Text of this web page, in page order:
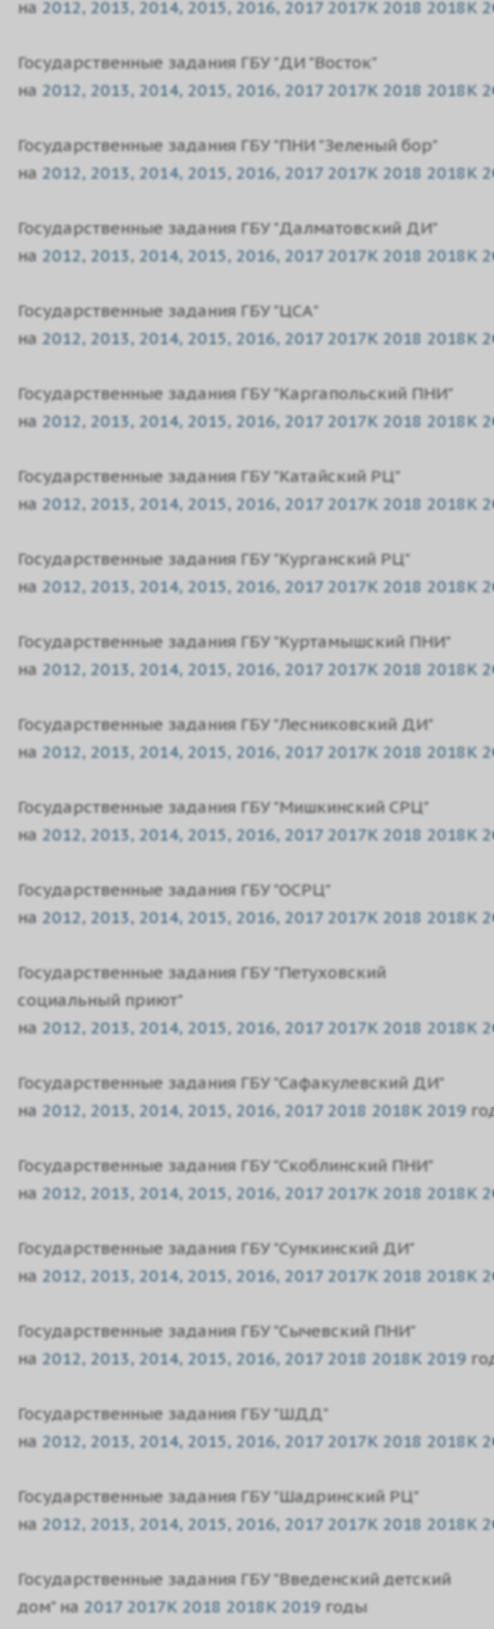
на 2012, 2013, 2014, 2015, 2016, 20172017K 2018 2018K
Государственные задания ГБУ "ДИ "Восток"
на 2012, 2013, 2014, 2015, 2016, 20172017K 2018 2018K
Государственные задания ГБУ "ПНИ "Зеленый бор"
на 2012, 2013, 2014, 2015, 2016, 20172017K 2018 2018K
Государственные задания ГБУ "Далматовский ДИ"
на 2012, 2013, 2014, 2015, 2016, 20172017K 2018 2018K
Государственные задания ГБУ "ЦСА"
на 2012, 2013, 2014, 2015, 2016, 20172017K 2018 2018K
Государственные задания ГБУ "Каргапольский ПНИ"
на 2012, 2013, 2014, 2015, 2016, 20172017K 2018 2018K
Государственные задания ГБУ "Катайский РЦ"
на 2012, 2013, 2014, 2015, 2016, 20172017K 2018 2018K
Государственные задания ГБУ "Курганский РЦ"
на 2012, 2013, 2014, 2015, 2016, 20172017K 2018 2018K
Государственные задания ГБУ "Куртамышский ПНИ"
на 2012, 2013, 2014, 2015, 2016, 20172017K 2018 2018K
Государственные задания ГБУ "Лесниковский ДИ"
на 2012, 2013, 2014, 2015, 2016, 20172017K 2018 2018K
Государственные задания ГБУ "Мишкинский СРЦ"
на 2012, 2013, 2014, 2015, 2016, 20172017K 2018 2018K
Государственные задания ГБУ "ОСРЦ"
на 2012, 2013, 2014, 2015, 2016, 20172017K 2018 2018K
Государственные задания ГБУ "Петуховский
социальный приют"
на 2012, 2013, 2014, 2015, 2016, 20172017K 2018 2018K
Государственные задания ГБУ "Сафакулевский ДИ"
на 2012, 2013, 2014, 2015, 2016, 20172018 2018K 2019
Государственные задания ГБУ "Скоблинский ПНИ"
на 2012, 2013, 2014, 2015, 2016, 20172017K 2018 2018K
Государственные задания ГБУ "Сумкинский ДИ"
на 2012, 2013, 2014, 2015, 2016, 20172017K 2018 2018K
Государственные задания ГБУ "Сычевский ПНИ"
на 2012, 2013, 2014, 2015, 2016, 20172018 2018K 2019
Государственные задания ГБУ "ШДД"
на 2012, 2013, 2014, 2015, 2016, 20172017K 2018 2018K
Государственные задания ГБУ "Шадринский РЦ"
на 2012, 2013, 2014, 2015, 2016, 20172017K 2018 2018K
Государственные задания ГБУ "Введенский детский
дом" на 20172017K 2018 2018K 2019 годы